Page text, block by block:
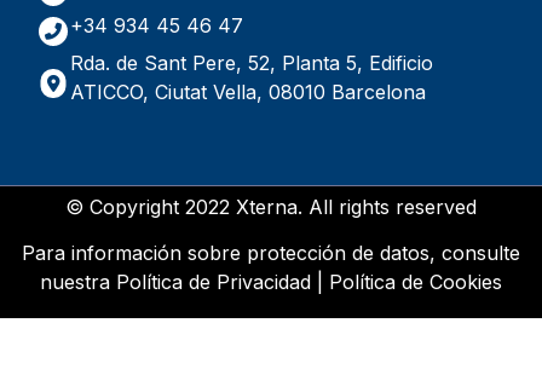
+34 934 45 46 47
Rda. de Sant Pere, 52, Planta 5, Edificio
ATICCO, Ciutat Vella, 08010 Barcelona
© Copyright 2022 Xterna. All rights reserved
Para información sobre protección de datos, consulte
nuestra Política de Privacidad Política de Cookies